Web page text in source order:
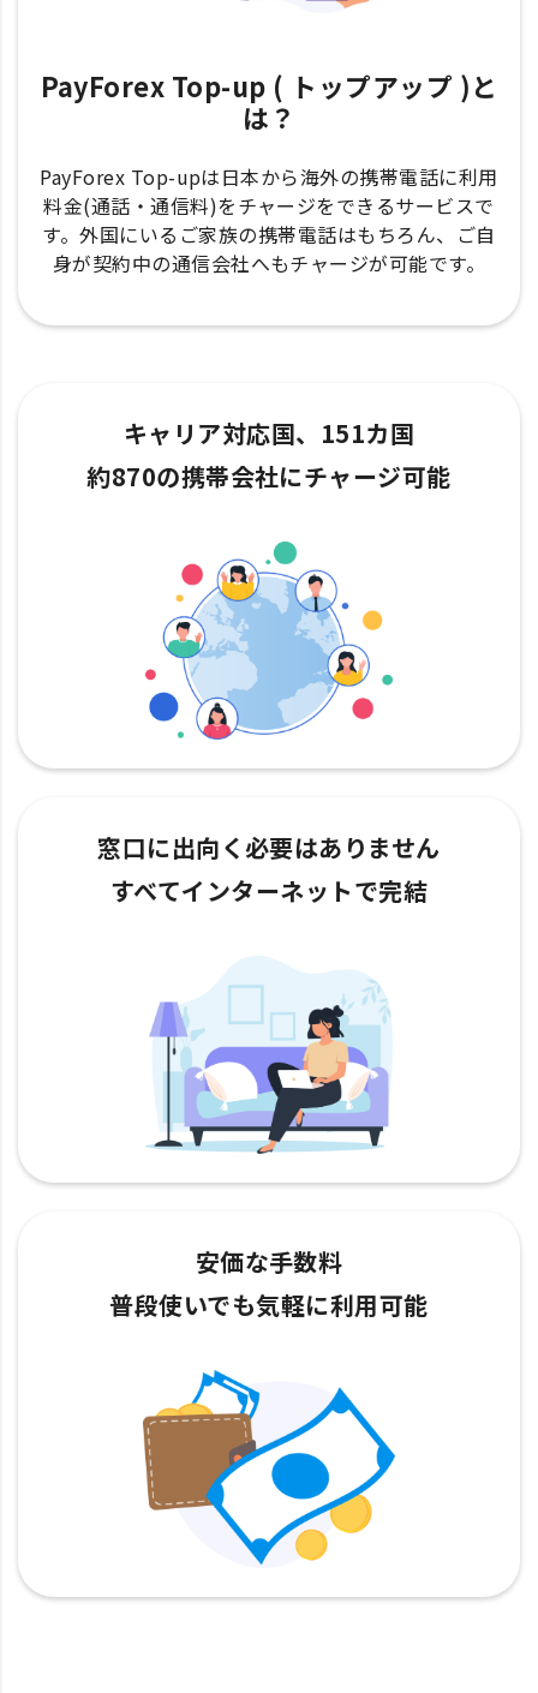
PayForex Top-up ( トップアップ )と
は？
PayForex Top-upは日本から海外の携帯電話に利用
料金(通話・通信料)をチャージをできるサービスで
す。外国にいるご家族の携帯電話はもちろん、ご自
身が契約中の通信会社へもチャージが可能です。
キャリア対応国、151カ国
約870の携帯会社にチャージ可能
窓口に出向く必要はありません
すべてインターネットで完結
安価な手数料
普段使いでも気軽に利用可能